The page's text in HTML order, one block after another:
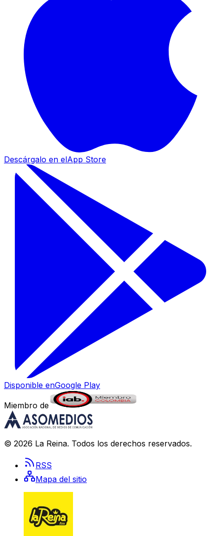
Descárgalo en elApp Store
Disponible enGoogle Play
Miembro de
© 2026 La Reina. Todos los derechos reservados.
RSS
Mapa del sitio